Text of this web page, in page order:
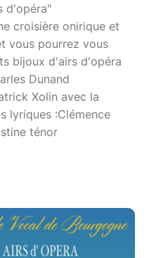
d'opéra"
croisière onirique et
vous pourrez vous
bijoux d'airs d'opéra
Dunand
Xolin avec la
lyriques :Clémence
ténor